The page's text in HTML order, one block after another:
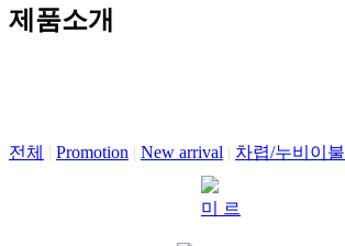
제품소개
전체 | Promotion | New arrival | 차렵/누비이불
미 르